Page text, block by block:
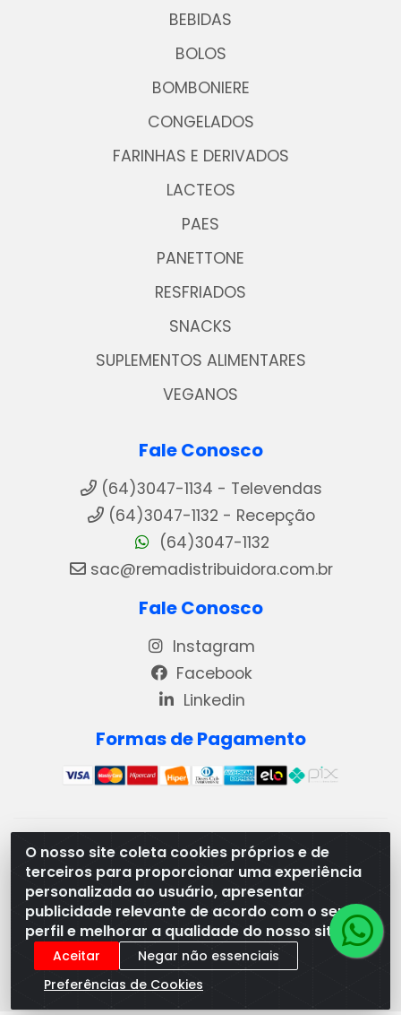
O nosso site coleta cookies próprios e de
terceiros para proporcionar uma experiência
personalizada ao usuário, apresentar
publicidade relevante de acordo com o seu
perfil e melhorar a qualidade do nosso site.
Aceitar
Negar não essenciais
Preferências de Cookies
BEBIDAS
BOLOS
BOMBONIERE
CONGELADOS
FARINHAS E DERIVADOS
LACTEOS
PAES
PANETTONE
RESFRIADOS
SNACKS
SUPLEMENTOS ALIMENTARES
VEGANOS
Fale Conosco
(64)3047-1134 - Televendas
(64)3047-1132 - Recepção
(64)3047-1132
sac@remadistribuidora.com.br
Fale Conosco
Instagram
Facebook
Linkedin
Formas de Pagamento
REMA DISTRIBUIDORA E REPRESENTAÇÕES DE PRODUTOS
LACTEOS LTDA - VIA DPI 6 QD 4 LOTES 13 E 14, BAIRRO DPI
- MORRINHOS/GO - CEP:75.653-408 - CNPJ:
03.369.186/0001-49